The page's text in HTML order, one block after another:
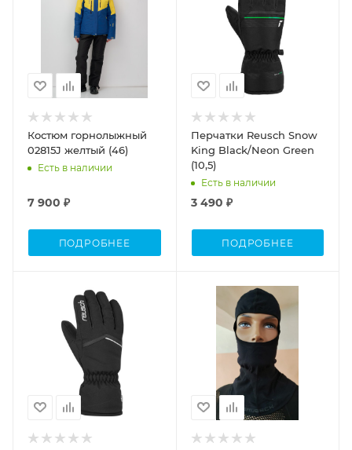
Костюм горнолыжный
02815J желтый (46)
Есть в наличии
7 900 ₽
ПОДРОБНЕЕ
Перчатки Reusch Snow
King Black/Neon Green
(10,5)
Есть в наличии
3 490 ₽
ПОДРОБНЕЕ